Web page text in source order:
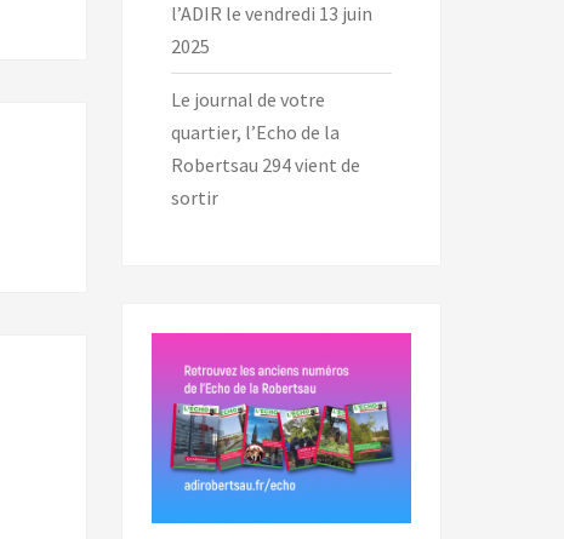
l’ADIR le vendredi 13 juin
2025
Le journal de votre
quartier, l’Echo de la
Robertsau 294 vient de
sortir